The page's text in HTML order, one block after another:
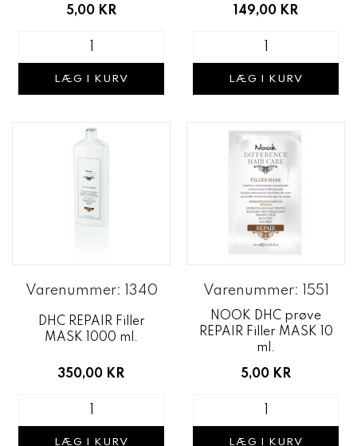
5,00 KR
LÆG I KURV
149,00 KR
LÆG I KURV
Varenummer: 1340
DHC REPAIR Filler
MASK 1000 ml.
350,00 KR
LÆG I KURV
Varenummer: 1551
NOOK DHC prøve
REPAIR Filler MASK 10
ml.
5,00 KR
LÆG I KURV